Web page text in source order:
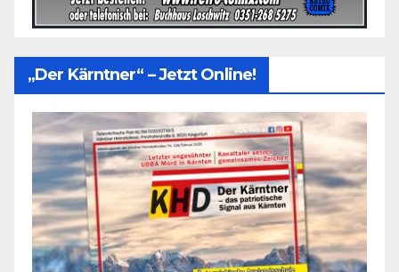
„Der Kärntner“ – Jetzt Online!